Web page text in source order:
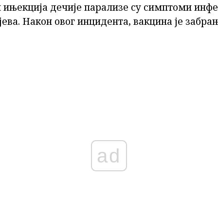
дечије парализе су симптоми
Након овог инцидента, вакцина је
ad